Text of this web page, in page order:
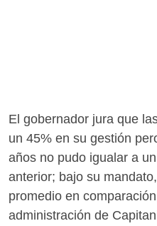
El gobernador jura que
un 45% en su gestión
años no pudo igualar a
anterior; bajo su
promedio en
administración de